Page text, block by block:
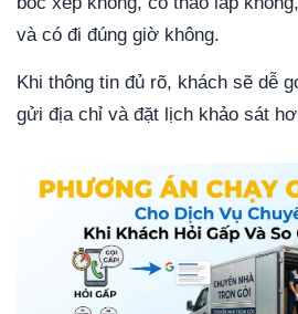
và có đi đúng giờ không.
Khi thông tin đủ rõ, khách sẽ dễ
gửi địa chỉ và đặt lịch khảo sát